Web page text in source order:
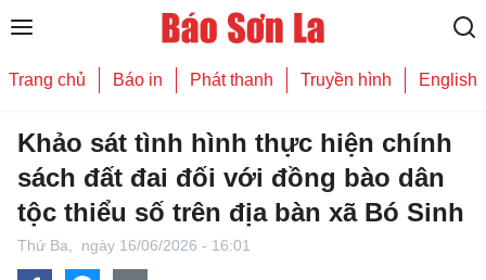
Trang chủ Báo in Phát thanh Truyền hình English
Khảo sát tình hình thực hiện chính
sách đất đai đối với đồng bào dân
tộc thiểu số trên địa bàn xã Bó Sinh
Thứ Ba, ngày 16/06/2026 - 16:01